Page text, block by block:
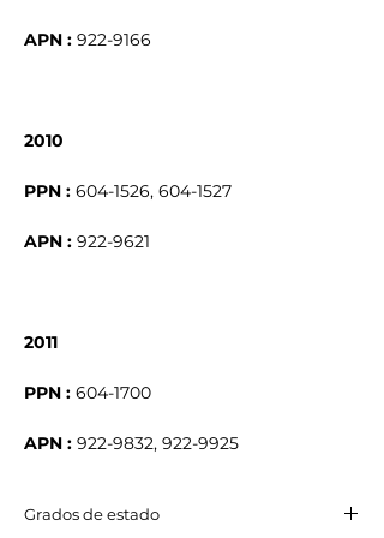
APN : 922-9166
2010
PPN : 604-1526, 604-1527
APN : 922-9621
2011
PPN : 604-1700
APN : 922-9832, 922-9925
Grados de estado